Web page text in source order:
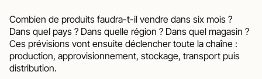
Combien de produits faudra-t-il vendre dans six mois ?
Dans quel pays ? Dans quelle région ? Dans quel magasin ?
Ces prévisions vont ensuite déclencher toute la chaîne :
production, approvisionnement, stockage, transport puis
distribution.